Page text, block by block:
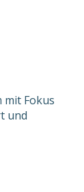
mit Fokus
und